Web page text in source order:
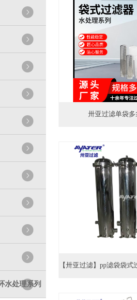
水处理系列
卅亚过滤单袋